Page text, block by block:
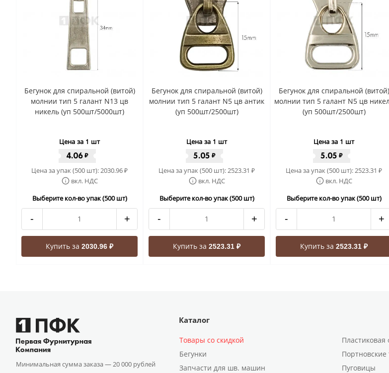
Бегунок для спиральной (витой)
молнии тип 5 галант N13 цв
никель (уп 500шт/5000шт)
Цена за 1 шт
4.06 ₽
Цена за упак (500 шт): 2030.96₽
вкл. НДС
Выберите кол-во упак (500 шт)
- +
Купить за 2030.96 ₽
Бегунок для спиральной (витой)
молнии тип 5 галант N5 цв антик
(уп 500шт/2500шт)
Цена за 1 шт
5.05 ₽
Цена за упак (500 шт): 2523.31 ₽
вкл. НДС
Выберите кол-во упак (500 шт)
- +
Купить за 2523.31 ₽
Бегунок для спиральной (витой)
молнии тип 5 галант N5 цв
(уп 500шт/2500шт)
Цена за 1 шт
5.05 ₽
Цена за упак (500 шт): 2523.31 ₽
вкл. НДС
Выберите кол-во упак (500 шт)
- +
Купить за 2523.31 ₽
Минимальная сумма заказа — 20 000 рублей
Каталог
Товары со скидкой
Бегунки
Запчасти для шв. машин
Пластиковая
Пуговицы